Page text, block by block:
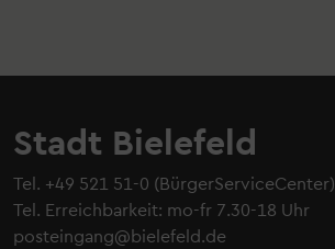
Stadt Bielefeld
Tel. +49 521 51-0 (BürgerServiceCenter)
Tel. Erreichbarkeit: mo-fr 7.30-18 Uhr
posteingang@bielefeld.de